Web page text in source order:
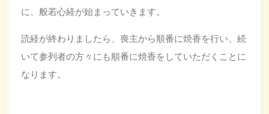
に、般若心経が始まっていきます。
読経が終わりましたら、喪主から順番に焼香を行い、続
いて参列者の方々にも順番に焼香をしていただくことに
なります。